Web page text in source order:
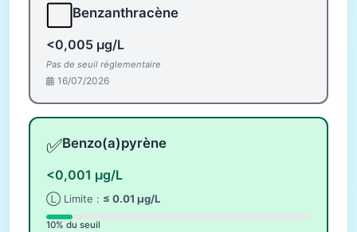
Benzanthracène
<0,005 µg/L
Pas de seuil réglementaire
16/07/2026
✅Benzo(a)pyrène
<0,001 µg/L
Ⓛ Limite : ≤ 0.01 µg/L
10% du seuil